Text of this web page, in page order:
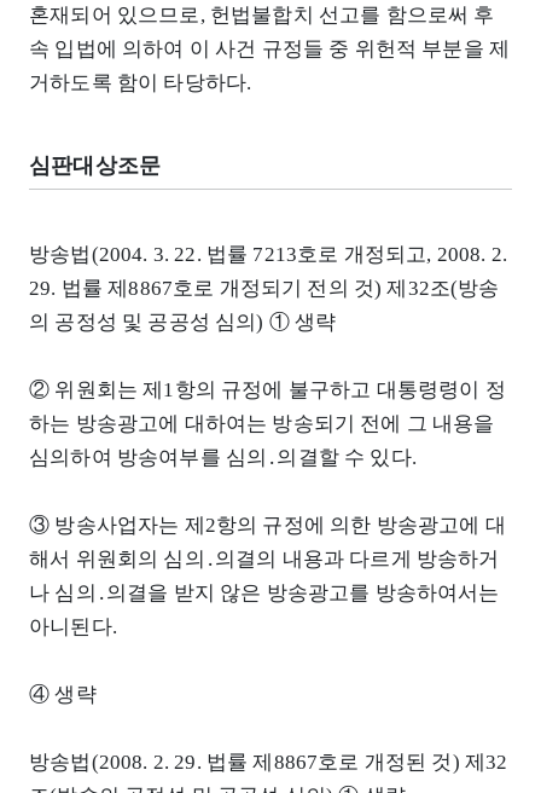
혼재되어 있으므로, 헌법불합치 선고를 함으로써 후
속 입법에 의하여 이 사건 규정들 중 위헌적 부분을 제
거하도록 함이 타당하다.
심판대상조문
방송법(2004. 3. 22. 법률 7213호로 개정되고, 2008. 2.
29. 법률 제8867호로 개정되기 전의 것) 제32조(방송
의 공정성 및 공공성 심의) ① 생략
② 위원회는 제1항의 규정에 불구하고 대통령령이 정
하는 방송광고에 대하여는 방송되기 전에 그 내용을
심의하여 방송여부를 심의․의결할 수 있다.
③ 방송사업자는 제2항의 규정에 의한 방송광고에 대
해서 위원회의 심의․의결의 내용과 다르게 방송하거
나 심의․의결을 받지 않은 방송광고를 방송하여서는
아니된다.
④ 생략
방송법(2008. 2. 29. 법률 제8867호로 개정된 것) 제32